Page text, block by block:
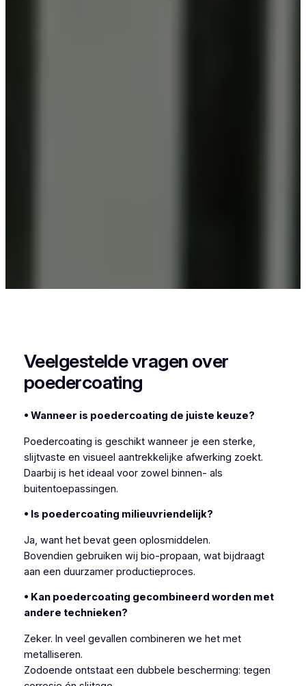
Veelgestelde vragen over
poedercoating
• Wanneer is poedercoating de juiste keuze?
Poedercoating is geschikt wanneer je een sterke,
slijtvaste en visueel aantrekkelijke afwerking zoekt.
Daarbij is het ideaal voor zowel binnen- als
buitentoepassingen.
• Is poedercoating milieuvriendelijk?
Ja, want het bevat geen oplosmiddelen.
Bovendien gebruiken wij bio-propaan, wat bijdraagt
aan een duurzamer productieproces.
• Kan poedercoating gecombineerd worden met
andere technieken?
Zeker. In veel gevallen combineren we het met
metalliseren.
Zodoende ontstaat een dubbele bescherming: tegen